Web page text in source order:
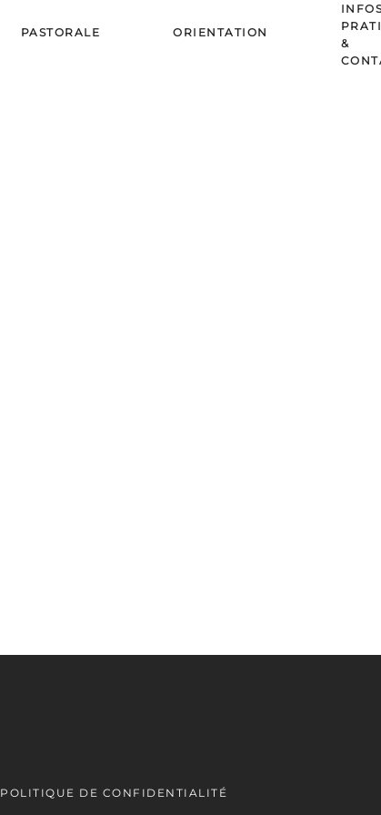
PASTORALE ORIENTATION
&
POLITIQUE DE CONFIDENTIALITÉ